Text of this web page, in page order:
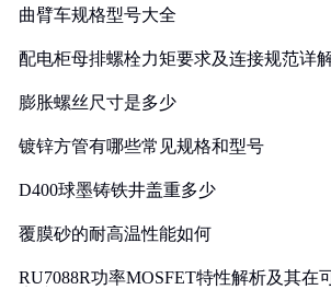
曲臂车规格型号大全
配电柜母排螺栓力矩要求及连接规范详
膨胀螺丝尺寸是多少
镀锌方管有哪些常见规格和型号
D400球墨铸铁井盖重多少
覆膜砂的耐高温性能如何
RU7088R功率MOSFET特性解析及其在